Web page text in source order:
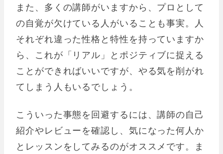
また、多くの講師がいますから、プロとして
の自覚が欠けている人がいることも事実。人
それぞれ違った性格と特性を持っていますか
ら、これが「リアル」とポジティブに捉える
ことができればいいですが、やる気を削がれ
てしまう人もいるでしょう。
こういった事態を回避するには、講師の自己
紹介やレビューを確認し、気になった何人か
とレッスンをしてみるのがオススメです。ま